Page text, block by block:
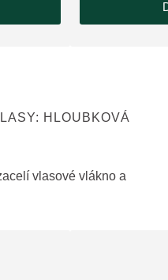
HLOUBKOVÁ
vlasové vlákno a